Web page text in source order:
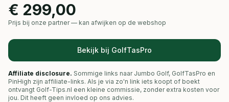
€ 299,00
Prijs bij onze partner — kan afwijken op de webshop
Bekijk bij GolfTasPro
Affiliate disclosure. Sommige links naar Jumbo Golf, GolfTasPro en
PinHigh zijn affiliate-links. Als je via zo'n link iets koopt of boekt
ontvangt Golf-Tips.nl een kleine commissie, zonder extra kosten voor
jou. Dit heeft geen invloed op ons advies.